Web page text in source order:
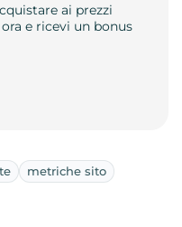
ai prezzi
e ricevi un bonus
metriche sito